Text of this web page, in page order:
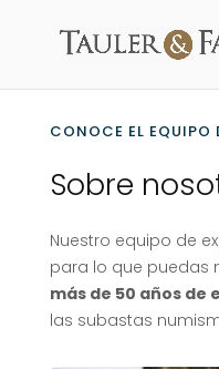
CONOCE EL EQUIPO
Sobre
Nuestro equipo de
para lo que puedas
más de 50 años de
las subastas